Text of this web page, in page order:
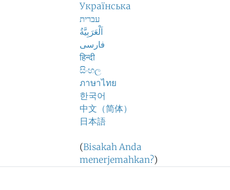
Українська
עברית
اَلْعَرَبِيَّةُ
فارسی
हिन्दी
සිංහල
ภาษาไทย
한국어
中文（简体）
日本語
(Bisakah Anda
menerjemahkan?)